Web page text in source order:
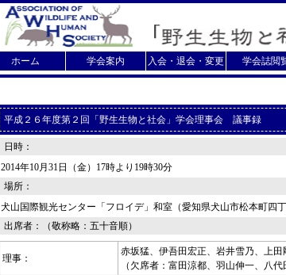
ホーム 学会案内 入会・退会・変更 学会誌閲
平成２６年度第２回「野生生物と社会」学会理事会 議事録
日時：
2014年10月31日（金）17時より19時30分
場所：
犬山国際観光センター「フロイデ」和室（愛知県犬山市松本町四丁
出席者：（敬称略：五十音順）
理事：
赤坂猛、伊吾田宏正、岩井雪乃、上
（欠席者：富田涼都、羽山伸一、八代